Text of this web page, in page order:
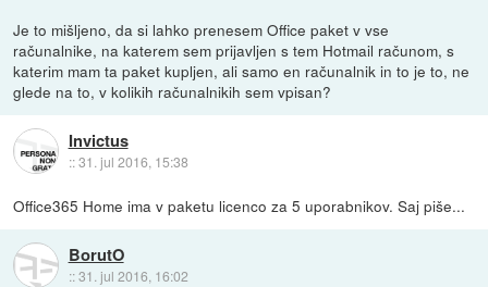
Je to mišljeno, da si lahko prenesem Office paket v vse
računalnike, na katerem sem prijavljen s tem Hotmail računom, s
katerim mam ta paket kupljen, ali samo en računalnik in to je to, ne
glede na to, v kolikih računalnikih sem vpisan?
Invictus
::31. jul 2016, 15:38
Office365 Home ima v paketu licenco za 5 uporabnikov. Saj piše...
BorutO
::31. jul 2016, 16:02